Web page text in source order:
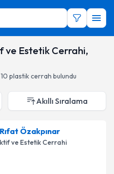
ve Estetik Cerrahi,
10 plastik cerrah bulundu
Akıllı Sıralama
Özakpınar
ve Estetik Cerrahi